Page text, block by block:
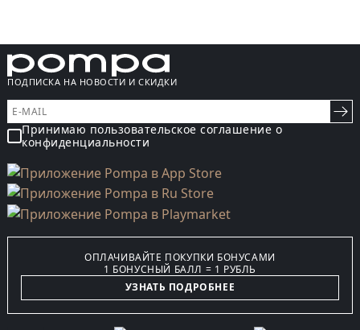
ПОДПИСКА НА НОВОСТИ И СКИДКИ
Принимаю пользовательское соглашение о
конфиденциальности
ОПЛАЧИВАЙТЕ ПОКУПКИ БОНУСАМИ
1 БОНУСНЫЙ БАЛЛ = 1 РУБЛЬ
УЗНАТЬ ПОДРОБНЕЕ